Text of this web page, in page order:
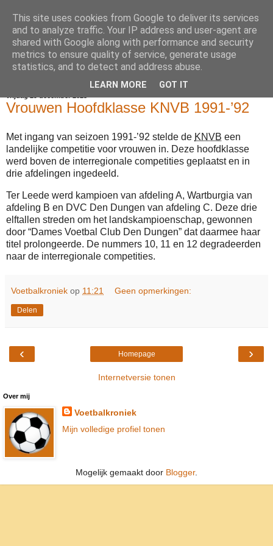
Voetbalkroniek
Vrouwen Hoofdklasse KNVB 1991-’92
Met ingang van seizoen 1991-’92 stelde de KNVB een
landelijke competitie voor vrouwen in. Deze hoofdklasse
werd boven de interregionale competities geplaatst en in
drie afdelingen ingedeeld.
Ter Leede werd kampioen van afdeling A, Wartburgia van
afdeling B en DVC Den Dungen van afdeling C. Deze drie
elftallen streden om het landskampioenschap, gewonnen
door “Dames Voetbal Club Den Dungen” dat daarmee haar
titel prolongeerde. De nummers 10, 11 en 12 degradeerden
naar de interregionale competities.
Voetbalkroniek op 11:21 Geen opmerkingen:
Delen
‹ ›
Homepage
Internetversie tonen
Over mij
Voetbalkroniek
Mijn volledige profiel tonen
Mogelijk gemaakt door Blogger.
This site uses cookies from Google to deliver its services
and to analyze traffic. Your IP address and user-agent are
shared with Google along with performance and security
metrics to ensure quality of service, generate usage
statistics, and to detect and address abuse.
LEARN MORE GOT IT